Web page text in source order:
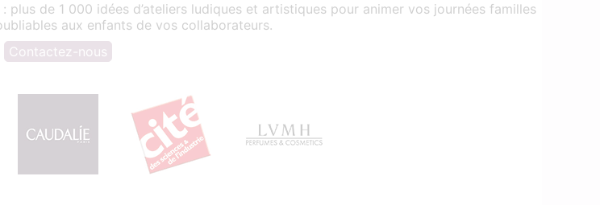
plus de 1 000 idées d’ateliers ludiques et artistiques pour animer vos journées familles
aux enfants de vos collaborateurs.
Contactez-nous